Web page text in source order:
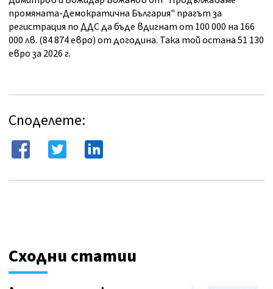
промяната-Демократична България" прагът за
регистрация по ДДС да бъде вдигнат от 100 000 на 166
000 лв. (84 874 евро) от догодина. Така той остана 51 130
евро за 2026 г.
Споделете:
Сходни статии